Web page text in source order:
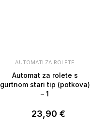
AUTOMATI ZA ROLETE
Automat za rolete s
gurtnom stari tip (potkova)
– 1
23,90€